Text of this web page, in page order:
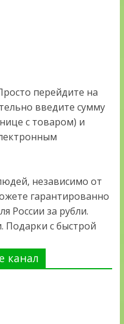
перейдите на
введите сумму
с товаром) и
независимо от
гарантированно
России за рубли.
Подарки с быстрой
канал